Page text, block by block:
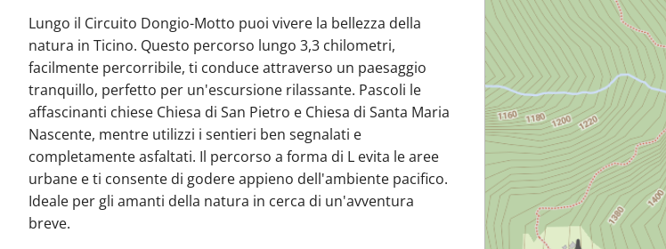
Lungo il Circuito Dongio-Motto puoi vivere la bellezza della
natura in Ticino. Questo percorso lungo 3,3 chilometri,
facilmente percorribile, ti conduce attraverso un paesaggio
tranquillo, perfetto per un'escursione rilassante. Pascoli le
affascinanti chiese Chiesa di San Pietro e Chiesa di Santa Maria
Nascente, mentre utilizzi i sentieri ben segnalati e
completamente asfaltati. Il percorso a forma di L evita le aree
urbane e ti consente di godere appieno dell'ambiente pacifico.
Ideale per gli amanti della natura in cerca di un'avventura
breve.